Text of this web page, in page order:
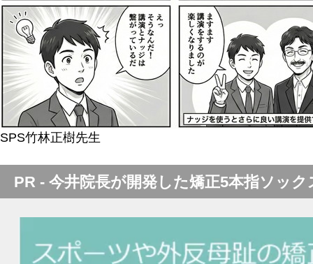
SPS竹林正樹先生
PR - 今井院長が開発した矯正5本指ソック